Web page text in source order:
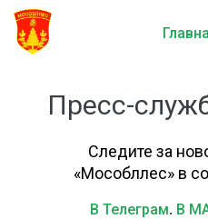
Пресс-
Следите за
«Мособллес» в
В Телеграм. В